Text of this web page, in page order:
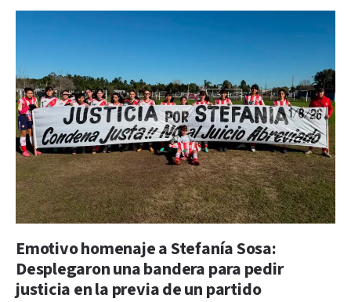
Emotivo homenaje a Stefanía Sosa:
Desplegaron una bandera para pedir
justicia en la previa de un partido